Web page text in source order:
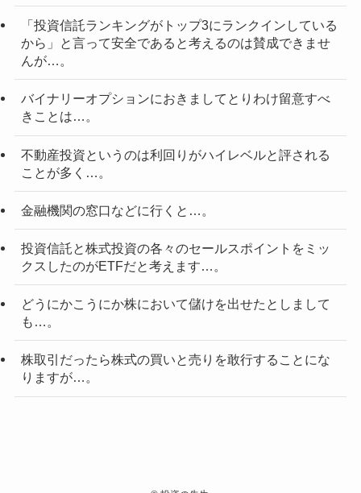
「投資信託ランキングがトップ3にランクインしている
から」と言って安全であると考えるのは賛成できませ
んが…。
バイナリーオプションにおきましてとりわけ留意すべ
きことは…。
不動産投資というのは利回りがハイレベルと評される
ことが多く…。
金融機関の窓口などに行くと…。
投資信託と株式投資の各々のセールスポイントをミッ
クスしたのがETFだと考えます…。
どうにかこうにか株において儲けを出せたとしまして
も…。
株取引だったら株式の買いと売りを敢行することにな
りますが…。